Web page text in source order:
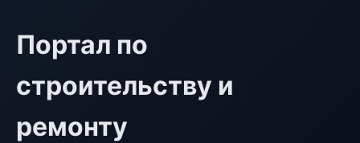
Портал по
строительству и
ремонту